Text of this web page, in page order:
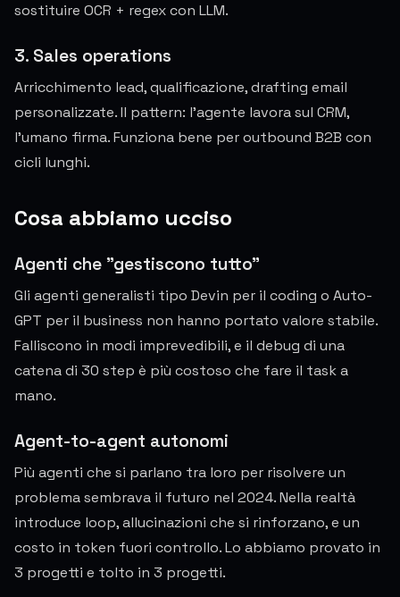
sostituire OCR + regex con LLM.
3. Sales operations
Arricchimento lead, qualificazione, drafting email
personalizzate. Il pattern: l'agente lavora sul CRM,
l'umano firma. Funziona bene per outbound B2B con
cicli lunghi.
Cosa abbiamo ucciso
Agenti che "gestiscono tutto"
Gli agenti generalisti tipo Devin per il coding o Auto-
GPT per il business non hanno portato valore stabile.
Falliscono in modi imprevedibili, e il debug di una
catena di 30 step è più costoso che fare il task a
mano.
Agent-to-agent autonomi
Più agenti che si parlano tra loro per risolvere un
problema sembrava il futuro nel 2024. Nella realtà
introduce loop, allucinazioni che si rinforzano, e un
costo in token fuori controllo. Lo abbiamo provato in
3 progetti e tolto in 3 progetti.